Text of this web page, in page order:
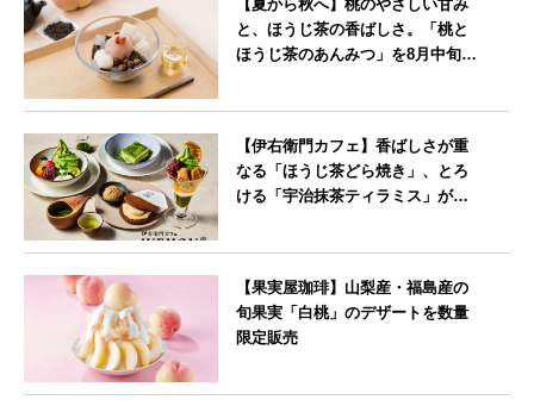
【夏から秋へ】桃のやさしい甘み
と、ほうじ茶の香ばしさ。「桃と
ほうじ茶のあんみつ」を8月中旬よ
【伊右衛門カフェ】香ばしさが重
なる「ほうじ茶どら焼き」、とろ
ける「宇治抹茶ティラミス」が新
【果実屋珈琲】山梨産・福島産の
旬果実「白桃」のデザートを数量
限定販売